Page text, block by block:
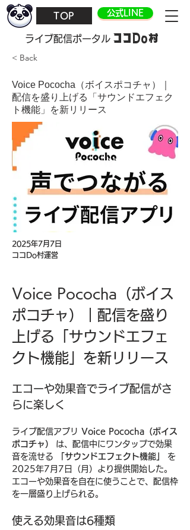
TOP 公式LINE
​ライブ配信ポータル ココDo村
< Back
Voice Pococha（ボイスポコチャ）｜
配信を盛り上げる「サウンドエフェク
ト機能」を新リリース
2025年7月7日
ココDo村運営
Voice Pococha（ボイス
ポコチャ）｜配信を盛り
上げる「サウンドエフェ
クト機能」を新リリース
エコーや効果音でライブ配信がさ
らに楽しく
ライブ配信アプリ Voice Pococha（ボイス
ポコチャ）
は、配信中にワンタップで効果
音を流せる
「サウンドエフェクト機能」
を
2025年7月7日（月）より提供開始した。
エコーや効果音を自在に使うことで、配信枠
を一層盛り上げられる。
使える効果音は6種類